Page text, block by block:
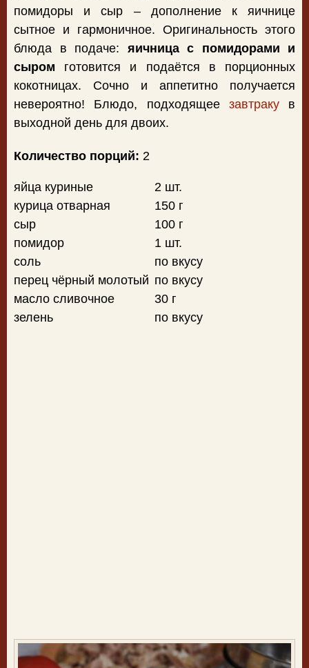
помидоры и сыр – дополнение к яичнице
сытное и гармоничное. Оригинальность этого
блюда в подаче: яичница с помидорами и
сыром готовится и подаётся в порционных
кокотницах. Сочно и аппетитно получается
невероятно! Блюдо, подходящее завтракув
выходной день для двоих.
Количество порций: 2
яйца куриные
2 шт.
курица отварная
150 г
сыр
100 г
помидор
1 шт.
соль
по вкусу
перец чёрный молотый по вкусу
масло сливочное
30 г
зелень
по вкусу